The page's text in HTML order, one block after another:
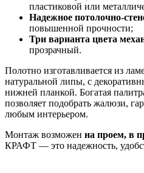
пластиковой или
Надежное потолочно-
повышенной прочности;
Три варианта цвета
прозрачный.
Полотно изготавливается из
натуральной липы, с
нижней планкой. Богатая
позволяет подобрать жалюзи,
любым интерьером.
Монтаж возможен на проем, в
КРАФТ — это надежность,